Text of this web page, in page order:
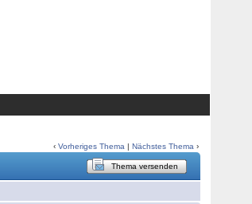
‹Vorheriges Thema |Nächstes Thema ›
Thema versenden